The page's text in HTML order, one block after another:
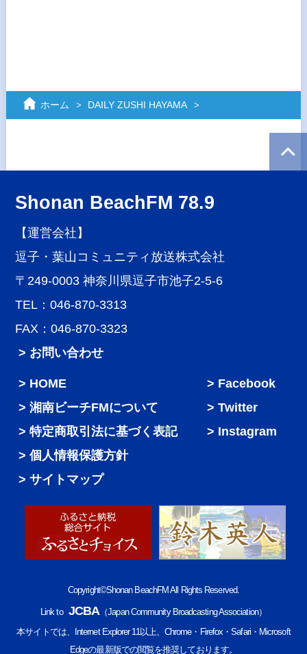
ホーム DAILY ZUSHI HAYAMA
Shonan BeachFM 78.9
【運営会社】
逗子・葉山コミュニティ放送株式会社
〒249-0003 神奈川県逗子市池子2-5-6
TEL：046-870-3313
FAX：046-870-3323
> お問い合わせ
HOME
湘南ビーチFMについて
特定商取引法に基づく表記
個人情報保護方針
サイトマップ
Facebook
Twitter
Instagram
Copyright©Shonan BeachFM All Rights Reserved.
Link to JCBA（Japan Community Broadcasting Association）
本サイトでは、Internet Explorer 11以上、Chrome・Firefox・Safari・Microsoft
Edgeの最新版での閲覧を推奨しております。